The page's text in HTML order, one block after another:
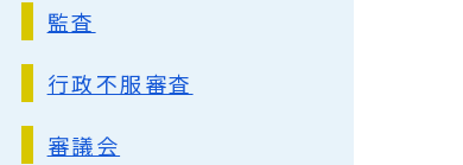
監査
行政不服審査
審議会